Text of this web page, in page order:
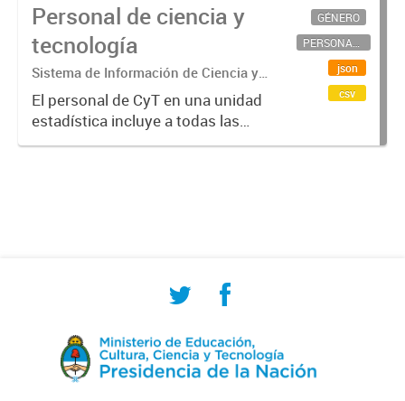
Personal de ciencia y
tecnología
Sistema de Información de Ciencia y
Tecnología Argentino (SICYTAR)
El personal de CyT en una unidad
estadística incluye a todas las
personas involucradas
GÉNERO
PERSONAL CIENTÍFICO-TECNOLÓGICO
json
csv